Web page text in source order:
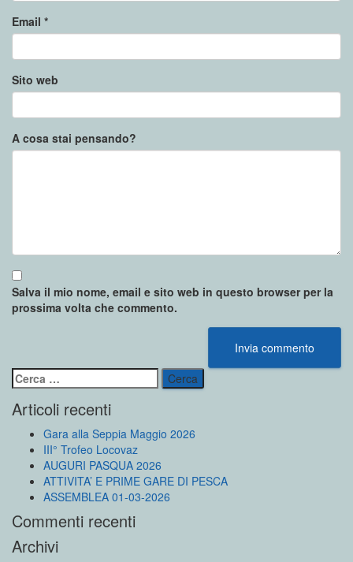
Email *
Sito web
A cosa stai pensando?
Salva il mio nome, email e sito web in questo browser per la
prossima volta che commento.
Ricerca
per:
Articoli recenti
Gara alla Seppia Maggio 2026
III° Trofeo Locovaz
AUGURI PASQUA 2026
ATTIVITA’ E PRIME GARE DI PESCA
ASSEMBLEA 01-03-2026
Commenti recenti
Archivi